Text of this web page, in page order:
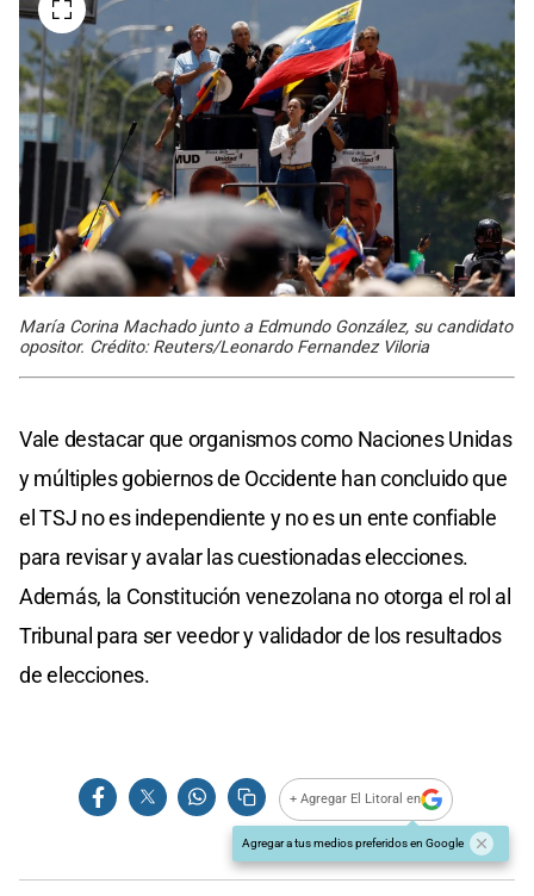
María Corina Machado junto a Edmundo González, su candidato
opositor. Crédito: Reuters/Leonardo Fernandez Viloria
Vale destacar que organismos como Naciones Unidas
y múltiples gobiernos de Occidente han concluido que
el TSJ no es independiente y no es un ente confiable
para revisar y avalar las cuestionadas elecciones.
Además, la Constitución venezolana no otorga el rol al
Tribunal para ser veedor y validador de los resultados
de elecciones.
+ Agregar El Litoral en
Agregar a tus medios preferidos en Google